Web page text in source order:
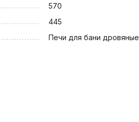
570
445
Печи для бани дровяные